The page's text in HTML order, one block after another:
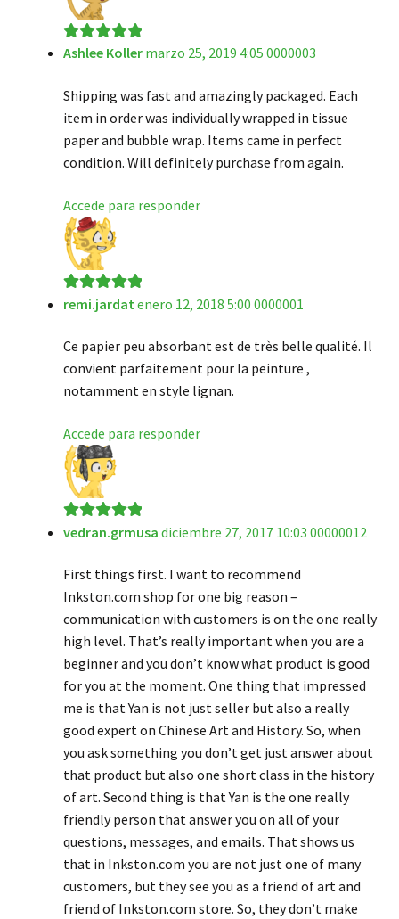
Valorado en5
Ashlee Koller marzo 25, 2019 4:05 0000003
Shipping was fast and amazingly packaged. Each
item in order was individually wrapped in tissue
paper and bubble wrap. Items came in perfect
condition. Will definitely purchase from again.
Accede para responder
Valorado en 5
remi.jardat enero 12, 2018 5:00 0000001
Ce papier peu absorbant est de très belle qualité. Il
convient parfaitement pour la peinture ,
notamment en style lignan.
Accede para responder
Valorado en5
vedran.grmusa diciembre 27, 2017 10:03 00000012
First things first. I want to recommend
Inkston.com shop for one big reason –
communication with customers is on the one really
high level. That’s really important when you are a
beginner and you don’t know what product is good
for you at the moment. One thing that impressed
me is that Yan is not just seller but also a really
good expert on Chinese Art and History. So, when
you ask something you don’t get just answer about
that product but also one short class in the history
of art. Second thing is that Yan is the one really
friendly person that answer you on all of your
questions, messages, and emails. That shows us
that in Inkston.com you are not just one of many
customers, but they see you as a friend of art and
friend of Inkston.com store. So, they don’t make